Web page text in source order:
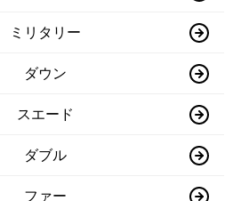
ミリタリー
ダウン
スエード
ダブル
ファー